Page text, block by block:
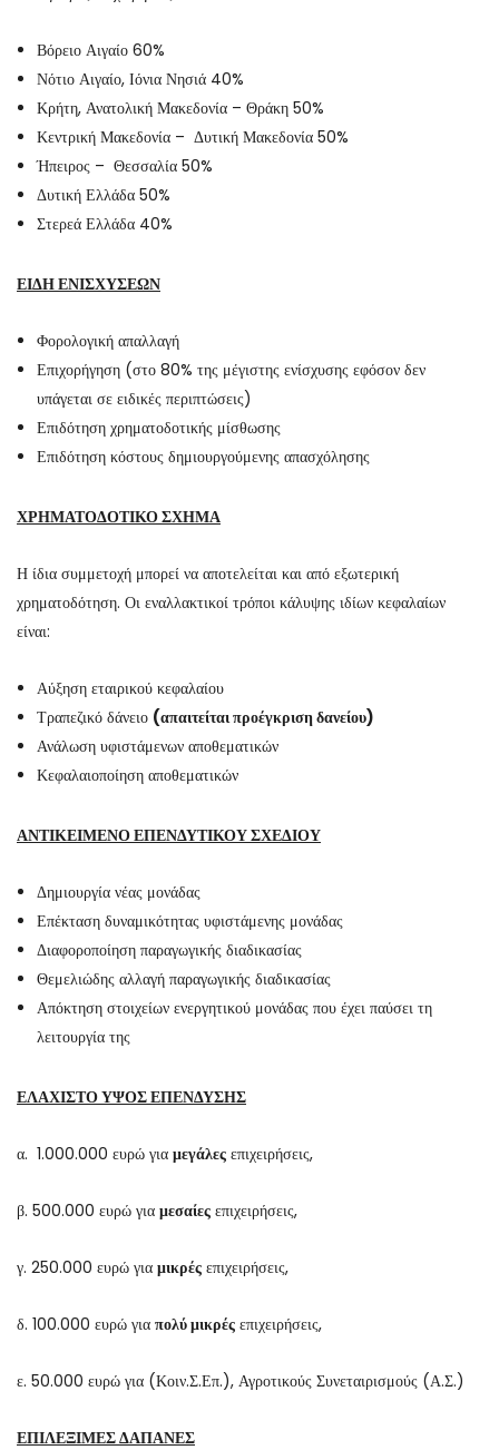
Βόρειο Αιγαίο 60%
Νότιο Αιγαίο, Ιόνια Νησιά 40%
Κρήτη, Ανατολική Μακεδονία – Θράκη 50%
Κεντρική Μακεδονία – Δυτική Μακεδονία 50%
Ήπειρος – Θεσσαλία 50%
Δυτική Ελλάδα 50%
Στερεά Ελλάδα 40%
ΕΙΔΗ ΕΝΙΣΧΥΣΕΩΝ
Φορολογική απαλλαγή
Επιχορήγηση (στο 80% της μέγιστης ενίσχυσης εφόσον δεν
υπάγεται σε ειδικές περιπτώσεις)
Επιδότηση χρηματοδοτικής μίσθωσης
Επιδότηση κόστους δημιουργούμενης απασχόλησης
ΧΡΗΜΑΤΟΔΟΤΙΚΟ ΣΧΗΜΑ
Η ίδια συμμετοχή μπορεί να αποτελείται και από εξωτερική
χρηματοδότηση. Οι εναλλακτικοί τρόποι κάλυψης ιδίων κεφαλαίων
είναι:
Αύξηση εταιρικού κεφαλαίου
Τραπεζικό δάνειο (απαιτείται προέγκριση δανείου)
Ανάλωση υφιστάμενων αποθεματικών
Κεφαλαιοποίηση αποθεματικών
ΑΝΤΙΚΕΙΜΕΝΟ ΕΠΕΝΔΥΤΙΚΟΥ ΣΧΕΔΙΟΥ
Δημιουργία νέας μονάδας
Επέκταση δυναμικότητας υφιστάμενης μονάδας
Διαφοροποίηση παραγωγικής διαδικασίας
Θεμελιώδης αλλαγή παραγωγικής διαδικασίας
Απόκτηση στοιχείων ενεργητικού μονάδας που έχει παύσει τη
λειτουργία της
ΕΛΑΧΙΣΤΟ ΥΨΟΣ ΕΠΕΝΔΥΣΗΣ
α. 1.000.000 ευρώ για μεγάλες επιχειρήσεις,
β. 500.000 ευρώ για μεσαίες επιχειρήσεις,
γ. 250.000 ευρώ για μικρές επιχειρήσεις,
δ. 100.000 ευρώ για πολύ μικρές επιχειρήσεις,
ε. 50.000 ευρώ για (Κοιν.Σ.Επ.), Αγροτικούς Συνεταιρισμούς (Α.Σ.)
ΕΠΙΛΕΞΙΜΕΣ ΔΑΠΑΝΕΣ